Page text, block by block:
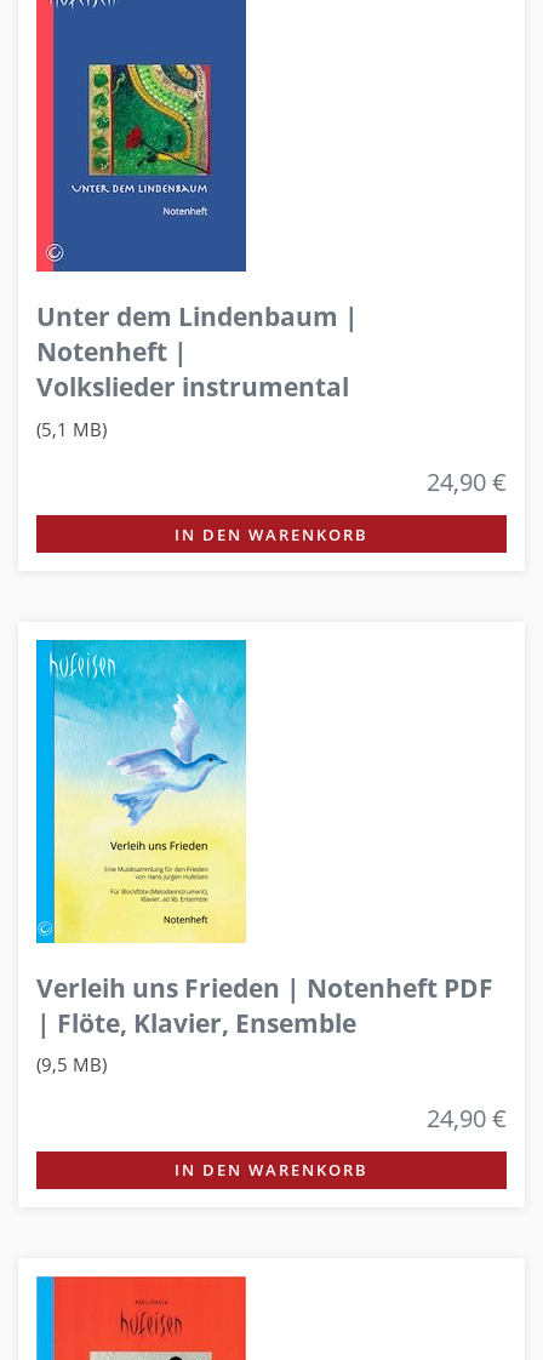
Unter dem Lindenbaum |
Notenheft |
Volkslieder instrumental
(5,1 MB)
24,90 €
IN DEN WARENKORB
Verleih uns Frieden | Notenheft PDF
| Flöte, Klavier, Ensemble
(9,5 MB)
24,90 €
IN DEN WARENKORB